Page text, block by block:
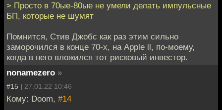
> Просто в 70ые-80ые не умели делать импульсные
БП, которые не шумят
Помнится, Стив Джобс как раз этим сильно
заморочился в конце 70-х, на Apple ll, по-моему,
когда в него вложился тот рисковый инвестор.
nonamezero »
#15 | 27.01.22 10:46
Кому: Doom, #14